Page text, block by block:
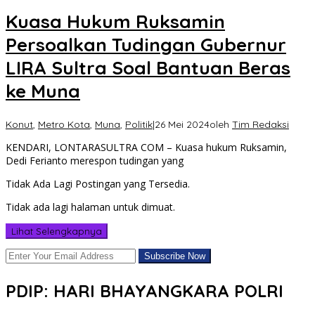
Kuasa Hukum Ruksamin
Persoalkan Tudingan Gubernur
LIRA Sultra Soal Bantuan Beras
ke Muna
Konut, Metro Kota, Muna, Politik|26 Mei 2024oleh Tim Redaksi
KENDARI, LONTARASULTRA COM – Kuasa hukum Ruksamin,
Dedi Ferianto merespon tudingan yang
Tidak Ada Lagi Postingan yang Tersedia.
Tidak ada lagi halaman untuk dimuat.
Lihat Selengkapnya
PDIP: HARI BHAYANGKARA POLRI